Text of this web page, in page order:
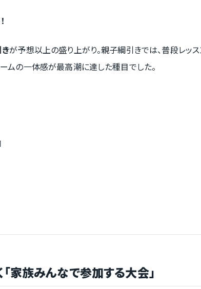
が予想以上の盛り上がり。親子綱引きでは、普段レッ
ムの一体感が最高潮に達した種目でした。
「家族みんなで参加する大会」